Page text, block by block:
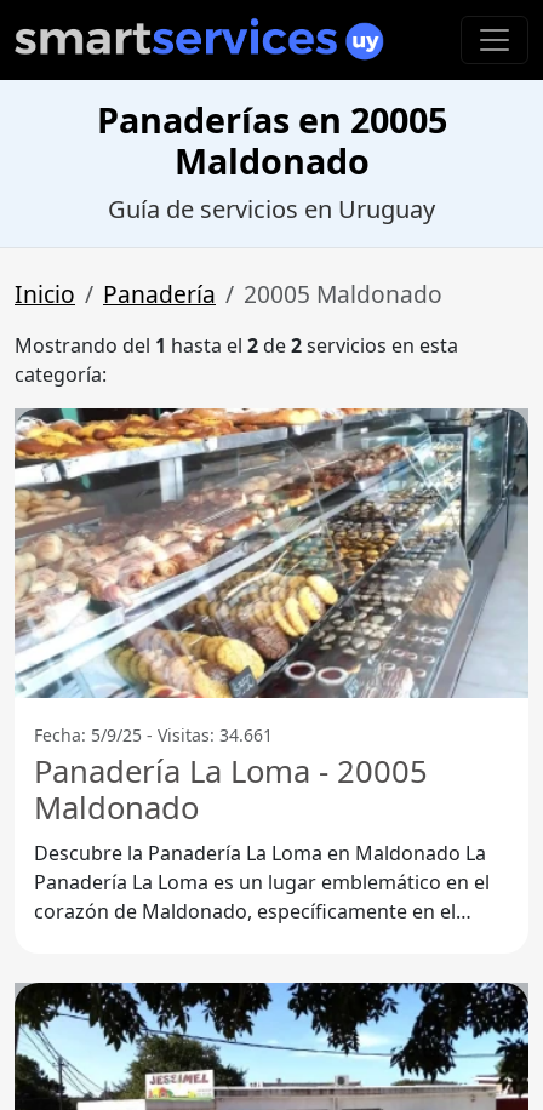
Panaderías en 20005
Maldonado
Guía de servicios en Uruguay
Inicio Panadería 20005 Maldonado
Mostrando del 1 hasta el 2de2servicios en esta
categoría:
Fecha: 5/9/25 - Visitas: 34.661
Panadería La Loma - 20005
Maldonado
Descubre la Panadería La Loma en Maldonado La
Panadería La Loma es un lugar emblemático en el
corazón de Maldonado, específicamente en el